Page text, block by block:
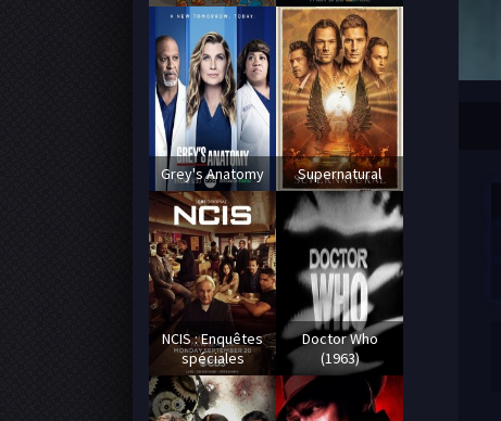
Grey's Anatomy Supernatural
NCIS : Enquêtes
spéciales
Doctor Who
(1963)